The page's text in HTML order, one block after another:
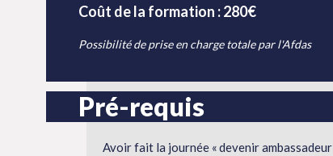
Coût de la formation : 280€
Possibilité de prise en charge totale par l'Afdas
Pré-requis
Avoir fait la journée « devenir ambassadeur